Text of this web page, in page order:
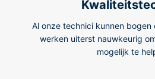
Al onze technici kunnen bogen
werken uiterst nauwkeurig
mogelijk te